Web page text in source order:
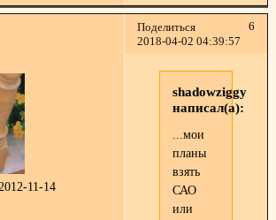
Поделиться
6
2018-04-02 04:39:57
11-14
shadowziggy
написал(а):
...мои
планы
взять
САО
или